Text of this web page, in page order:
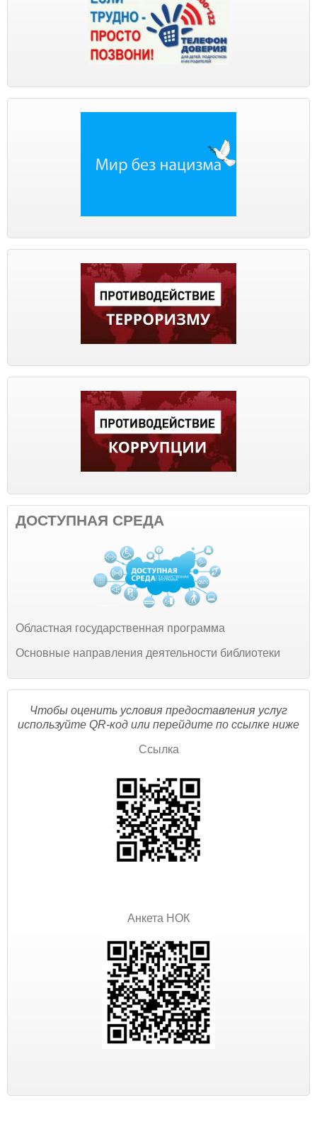
ДОСТУПНАЯ СРЕДА
Областная государственная программа
Основные направления деятельности библиотеки
Чтобы оценить условия предоставления услуг
используйте QR-код или перейдите по ссылке ниже
Ссылка
Анкета НОК